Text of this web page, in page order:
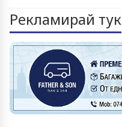
Рекламирай тук